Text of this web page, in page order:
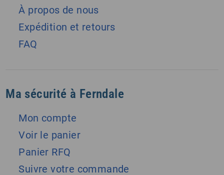
À propos de nous
Expédition et retours
FAQ
Ma sécurité à Ferndale
Mon compte
Voir le panier
Panier RFQ
Suivre votre commande